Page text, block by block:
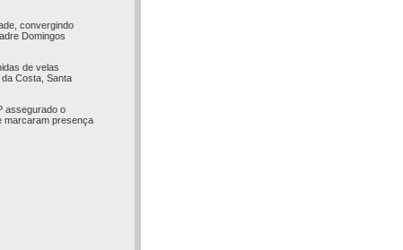
convergindo
Domingos
de velas
Costa, Santa
assegurado o
marcaram presença